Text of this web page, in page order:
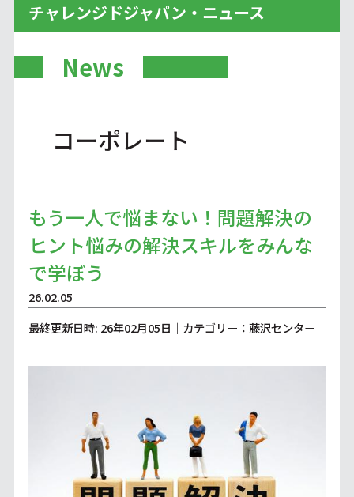
チャレンジドジャパン・ニュース
News
コーポレート
もう一人で悩まない！問題解決の
ヒント悩みの解決スキルをみんな
で学ぼう
26.02.05
最終更新日時: 26年02月05日｜カテゴリー：藤沢センター